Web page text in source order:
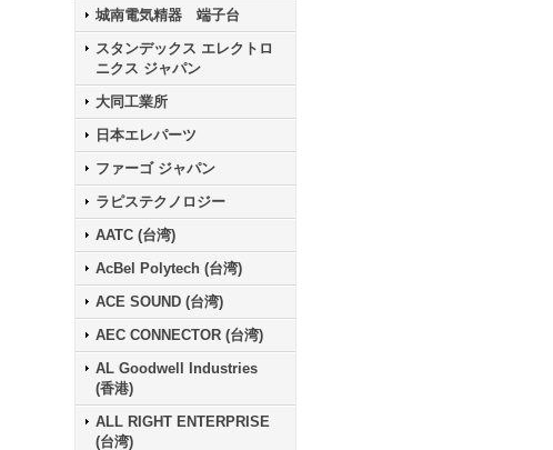
城南電気精器 端子台
スタンデックス エレクトロ
ニクス ジャパン
大同工業所
日本エレパーツ
ファーゴ ジャパン
ラピステクノロジー
AATC (台湾)
AcBel Polytech (台湾)
ACE SOUND (台湾)
AEC CONNECTOR (台湾)
AL Goodwell Industries
(香港)
ALL RIGHT ENTERPRISE
(台湾)